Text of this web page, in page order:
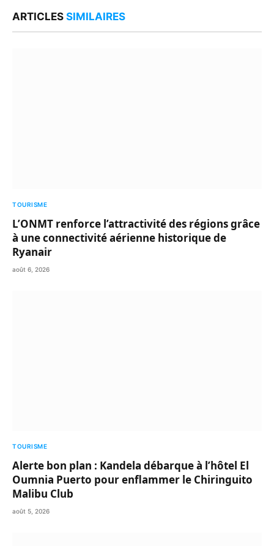
ARTICLES SIMILAIRES
TOURISME
L’ONMT renforce l’attractivité des régions grâce
à une connectivité aérienne historique de
Ryanair
août 6, 2026
TOURISME
Alerte bon plan : Kandela débarque à l’hôtel El
Oumnia Puerto pour enflammer le Chiringuito
Malibu Club
août 5, 2026